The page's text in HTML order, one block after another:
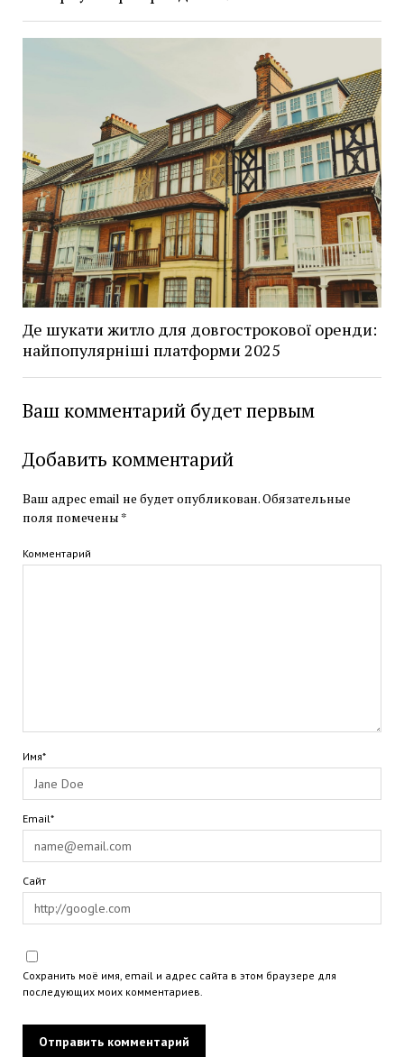
Де шукати житло для довгострокової оренди:
найпопулярніші платформи 2025
Ваш комментарий будет первым
Добавить комментарий
Ваш адрес email не будет опубликован.Обязательные
поля помечены *
Комментарий
Имя*
Email*
Сайт
Сохранить моё имя, email и адрес сайта в этом браузере для
последующих моих комментариев.